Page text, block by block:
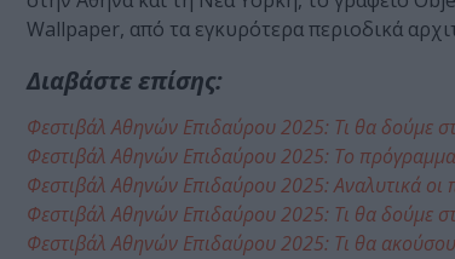
Wallpaper, από τα εγκυρότερα περιοδικά
Διαβάστε επίσης:
Φεστιβάλ Αθηνών Επιδαύρου 2025: Τι θα δούμε
Φεστιβάλ Αθηνών Επιδαύρου 2025: Το
Φεστιβάλ Αθηνών Επιδαύρου 2025: Αναλυτικά οι
Φεστιβάλ Αθηνών Επιδαύρου 2025: Τι θα δούμε
Φεστιβάλ Αθηνών Επιδαύρου 2025: Τι θα